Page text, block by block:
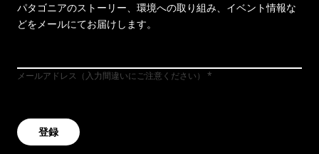
パタゴニアのストーリー、環境への取り組み、イベント情報な
どをメールにてお届けします。
メールアドレス（入力間違いにご注意ください）
登録